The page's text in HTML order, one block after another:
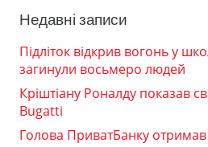
Недавні записи
Підліток відкрив вогонь у
загинули восьмеро людей
Кріштіану Роналду показав
Bugatti
Голова ПриватБанку